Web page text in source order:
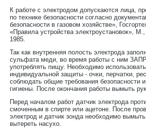
К работе с электродом допускаются лица,
по технике безопасности согласно
безопасности в газовом хозяйстве»,
«Правила устройства электроустановок», М.,
1985.
Так как внутренняя полость электрода
сульфата меди, во время работы с ним
употреблять пищу. Необходимо
индивидуальной защиты - очки, перчатки,
соблюдать общие требования безопасности
гигиены. После окончания работы вымыть
Перед началом работ датчик электрода
смоченным в спирте или ацетоне. После
электрод и датчик зонда необходимо
вытереть насухо.